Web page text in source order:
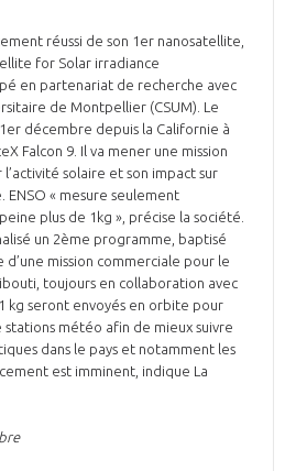
réussi de son 1er nanosatellite,
for Solar irradiance
en partenariat de recherche avec
de Montpellier (CSUM). Le
décembre depuis la Californie à
Falcon 9. Il va mener une mission
solaire et son impact sur
ENSO « mesure seulement
plus de 1kg », précise la société.
un 2ème programme, baptisé
d’une mission commerciale pour le
toujours en collaboration avec
kg seront envoyés en orbite pour
météo afin de mieux suivre
dans le pays et notamment les
est imminent, indique La